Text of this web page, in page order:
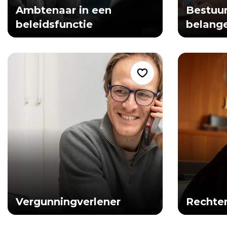
Ambtenaar in een
beleidsfunctie
Vergunningverlener